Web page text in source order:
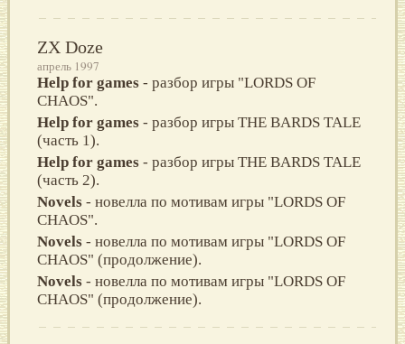
ZX Doze
апрель 1997
Help for games - разбор игры "LORDS OF
CHAOS".
Help for games - разбор игры THE BARDS TALE
(часть 1).
Help for games - разбор игры THE BARDS TALE
(часть 2).
Novels - новелла по мотивам игpы "LORDS OF
CHAOS".
Novels - новелла по мотивам игpы "LORDS OF
CHAOS" (продолжение).
Novels - новелла по мотивам игpы "LORDS OF
CHAOS" (продолжение).